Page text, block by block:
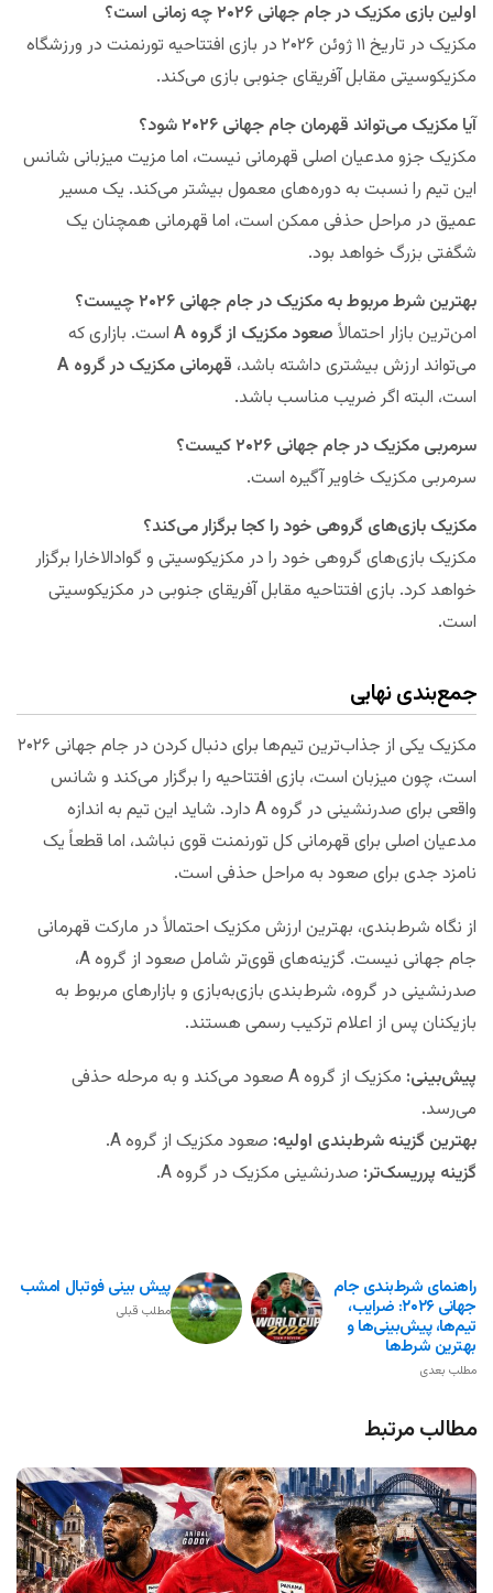
اولین بازی مکزیک در جام جهانی ۲۰۲۶ چه زمانی است؟
مکزیک در تاریخ ۱۱ ژوئن ۲۰۲۶ در بازی افتتاحیه تورنمنت در ورزشگاه
مکزیکوسیتی مقابل آفریقای جنوبی بازی می‌کند.
آیا مکزیک می‌تواند قهرمان جام جهانی ۲۰۲۶ شود؟
مکزیک جزو مدعیان اصلی قهرمانی نیست، اما مزیت میزبانی شانس
این تیم را نسبت به دوره‌های معمول بیشتر می‌کند. یک مسیر
عمیق در مراحل حذفی ممکن است، اما قهرمانی همچنان یک
شگفتی بزرگ خواهد بود.
بهترین شرط مربوط به مکزیک در جام جهانی ۲۰۲۶ چیست؟
امن‌ترین بازار احتمالاً صعود مکزیک از گروه A
است. بازاری که
می‌تواند ارزش بیشتری داشته باشد، قهرمانی مکزیک در گروه A
است، البته اگر ضریب مناسب باشد.
سرمربی مکزیک در جام جهانی ۲۰۲۶ کیست؟
سرمربی مکزیک خاویر آگیره است.
مکزیک بازی‌های گروهی خود را کجا برگزار می‌کند؟
مکزیک بازی‌های گروهی خود را در مکزیکوسیتی و گوادالاخارا برگزار
خواهد کرد. بازی افتتاحیه مقابل آفریقای جنوبی در مکزیکوسیتی
است.
جمع‌بندی نهایی
مکزیک یکی از جذاب‌ترین تیم‌ها برای دنبال کردن در جام جهانی ۲۰۲۶
است، چون میزبان است، بازی افتتاحیه را برگزار می‌کند و شانس
واقعی برای صدرنشینی در گروه A دارد. شاید این تیم به اندازه
مدعیان اصلی برای قهرمانی کل تورنمنت قوی نباشد، اما قطعاً یک
نامزد جدی برای صعود به مراحل حذفی است.
از نگاه شرط‌بندی، بهترین ارزش مکزیک احتمالاً در مارکت قهرمانی
جام جهانی نیست. گزینه‌های قوی‌تر شامل صعود از گروه A،
صدرنشینی در گروه، شرط‌بندی بازی‌به‌بازی و بازارهای مربوط به
بازیکنان پس از اعلام ترکیب رسمی هستند.
پیش‌بینی:
مکزیک از گروه A صعود می‌کند و به مرحله حذفی
می‌رسد.
بهترین گزینه شرط‌بندی اولیه: صعود مکزیک از گروه A.
گزینه پرریسک‌تر: صدرنشینی مکزیک در گروه A.
پیش بینی فوتبال امشب
مطلب قبلی
راهنمای شرط‌بندی جام
جهانی ۲۰۲۶: ضرایب،
تیم‌ها، پیش‌بینی‌ها و
بهترین شرط‌ها
مطلب بعدی
مطالب مرتبط